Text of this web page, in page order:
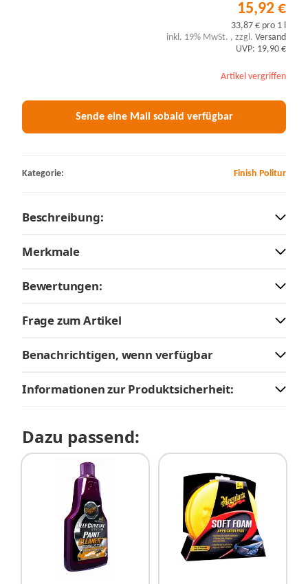
15,92 €
33,87 € pro 1 l
inkl. 19% MwSt. , zzgl. Versand
UVP: 19,90 €
Artikel vergriffen
Sende eine Mail sobald verfügbar
Kategorie: Finish Politur
Beschreibung:
Merkmale
Bewertungen:
Frage zum Artikel
Benachrichtigen, wenn verfügbar
Informationen zur Produktsicherheit:
Dazu passend: